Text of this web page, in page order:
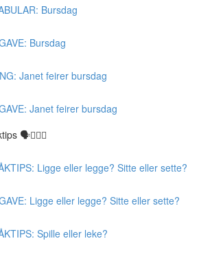
Bursdag
Bursdag
Janet feirer bursdag
Janet feirer bursdag
🗣☝🏼✅
Ligge eller legge? Sitte eller sette?
Ligge eller legge? Sitte eller sette?
Spille eller leke?